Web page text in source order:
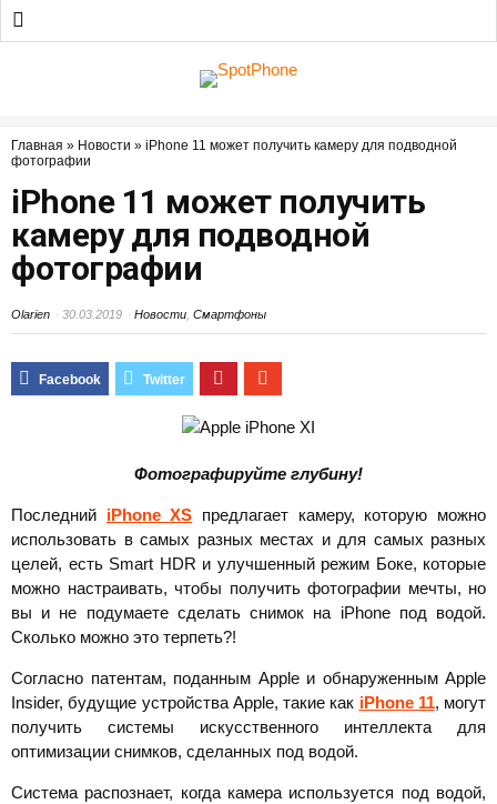
Главная » Новости » iPhone 11 может получить камеру для подводной
фотографии
iPhone 11 может получить
камеру для подводной
фотографии
Olarien 30.03.2019 Новости Смартфоны
Фотографируйте глубину!
Последний iPhone XS предлагает камеру, которую можно
использовать в самых разных местах и для самых разных
целей, есть Smart HDR и улучшенный режим Боке, которые
можно настраивать, чтобы получить фотографии мечты, но
вы и не подумаете сделать снимок на iPhone под водой.
Сколько можно это терпеть?!
Согласно патентам, поданным Apple и обнаруженным Apple
Insider, будущие устройства Apple, такие как iPhone 11, могут
получить системы искусственного интеллекта для
оптимизации снимков, сделанных под водой.
Система распознает, когда камера используется под водой,